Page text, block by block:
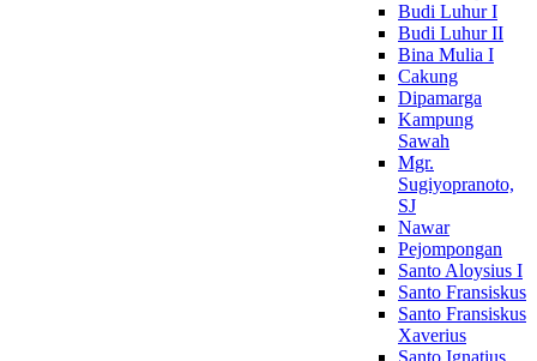
Budi Luhur I
Budi Luhur II
Bina Mulia I
Cakung
Dipamarga
Kampung
Sawah
Mgr.
Sugiyopranoto,
SJ
Nawar
Pejompongan
Santo Aloysius I
Santo Fransiskus
Santo Fransiskus
Xaverius
Santo Ignatius